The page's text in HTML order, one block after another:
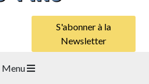
S'abonner à la
Newsletter
Menu